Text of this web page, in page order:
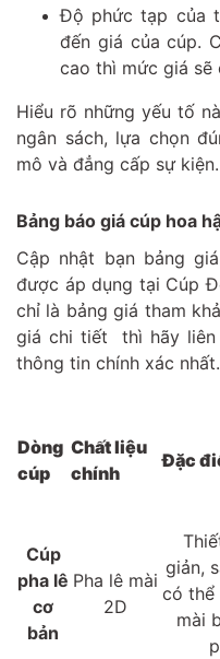
Độ phức tạp của
đến giá của cúp.
cao thì mức giá sẽ
Hiểu rõ những yếu tố
ngân sách, lựa chọn
mô và đẳng cấp sự kiện.
Bảng báo giá cúp hoa
Cập nhật bạn bảng
được áp dụng tại Cúp
chỉ là bảng giá tham
giá chi tiết thì hãy liên
thông tin chính xác nhất.
Dòng
cúp
Chất liệu
chính
Đặc
Cúp
pha lê
cơ
bản
Pha lê mài
2D
giản,
có thể
mài